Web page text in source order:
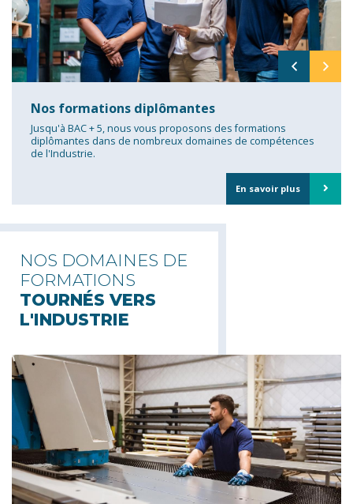
Nos formations diplômantes
Jusqu'à BAC + 5, nous vous proposons des formations
diplômantes dans de nombreux domaines de compétences
de l'Industrie.
En savoir plus
NOS DOMAINES DE
FORMATIONS
TOURNÉS VERS
L'INDUSTRIE